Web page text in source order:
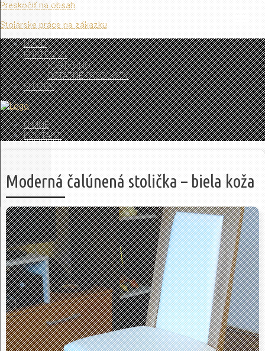
Preskočiť na obsah
Stolárske práce na zákazku
ÚVOD
PORTFÓLIO
PORTFÓLIO
OSTATNÉ PRODUKTY
SLUŽBY
O MNE
KONTAKT
Moderná čalúnená stolička – biela koža